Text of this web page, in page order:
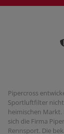
Pipercross
Sportluftfilter
heimischen
sich die Firma
Rennsport. Die